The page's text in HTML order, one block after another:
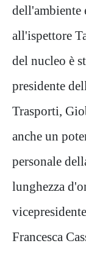
dell'ambiente
all'ispettore
del nucleo è
presidente
Trasporti,
anche un
personale
lunghezza
Francesca